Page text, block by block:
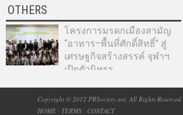
OTHERS
โครงการมรดกเมืองสามัญ
“อาหาร–พื้นที่ศักดิ์สิทธิ์” สู่
เศรษฐกิจสร้างสรรค์ จุฬาฯ
เปิดตัวนิทรร...
Copyright © 2012 PRSociety.net. All Rights Reserved.
HOME
TERMS CONTACT